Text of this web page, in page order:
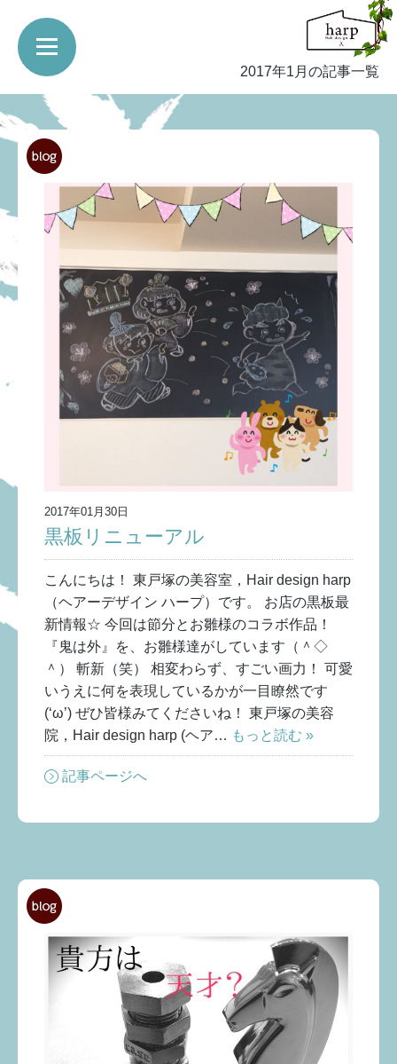
2017年1月の記事一覧
2017年01月30日
黒板リニューアル
こんにちは！ 東戸塚の美容室，Hair design harp
（ヘアーデザイン ハープ）です。 お店の黒板最
新情報☆ 今回は節分とお雛様のコラボ作品！
『鬼は外』を、お雛様達がしています（＾◇
＾） 斬新（笑） 相変わらず、すごい画力！ 可愛
いうえに何を表現しているかが一目瞭然です
(‘ω’) ぜひ皆様みてくださいね！ 東戸塚の美容
院，Hair design harp (ヘア… もっと読む »
記事ページへ